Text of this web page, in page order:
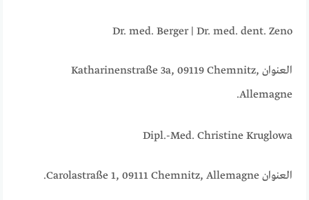
Dr. med. Berger | Dr. med. dent. Zeno
العنوان Katharinenstraße 3a, 09119 Chemnitz,
Allemagne.
Dipl.-Med. Christine Kruglowa
العنوان Carolastraße 1, 09111 Chemnitz, Allemagne.